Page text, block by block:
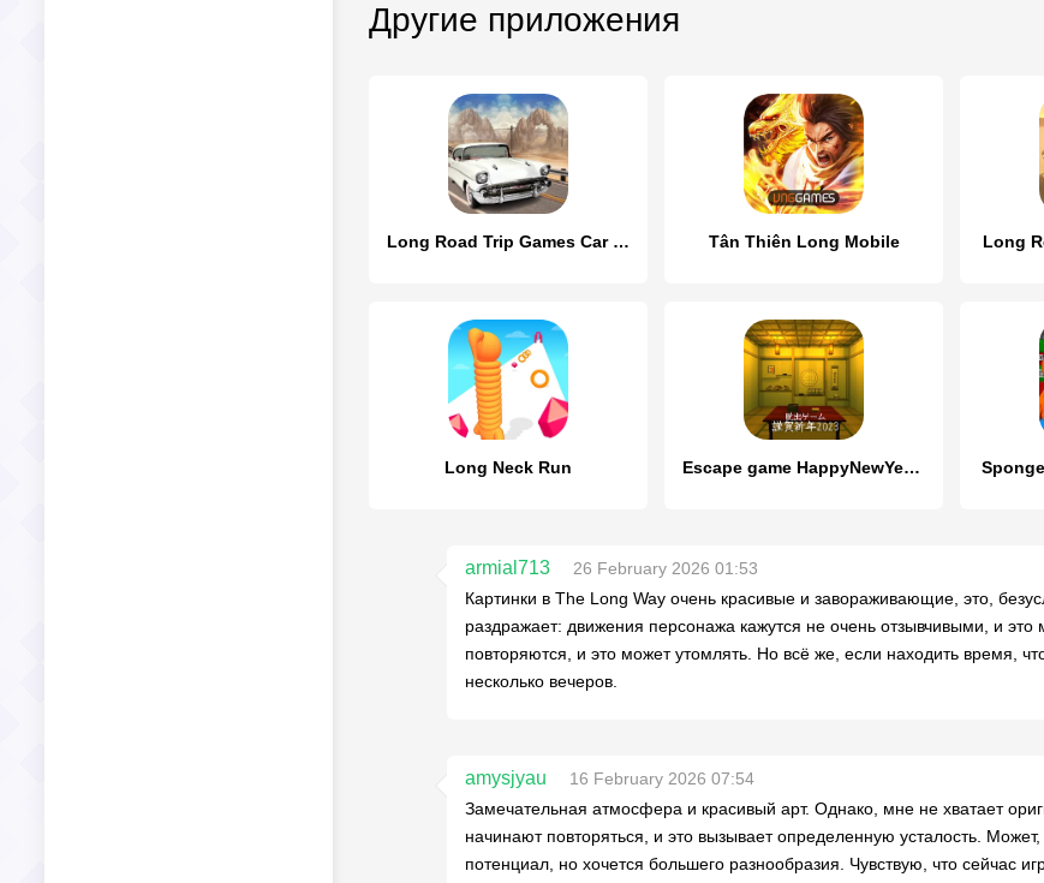
Другие приложения
Long Road Trip Games Car Drive Tân Thiên Long Mobile Long
Long Neck Run Escape game HappyNewYear 2023
armial713
26 February 2026 01:53
Картинки в The Long Way очень красивые и завораживающие, это,
раздражает: движения персонажа кажутся не очень отзывчивыми, и
повторяются, и это может утомлять. Но всё же, если находить время,
несколько вечеров.
amysjyau
16 February 2026 07:54
Замечательная атмосфера и красивый арт. Однако, мне не хватает
начинают повторяться, и это вызывает определенную усталость.
потенциал, но хочется большего разнообразия. Чувствую, что сейчас